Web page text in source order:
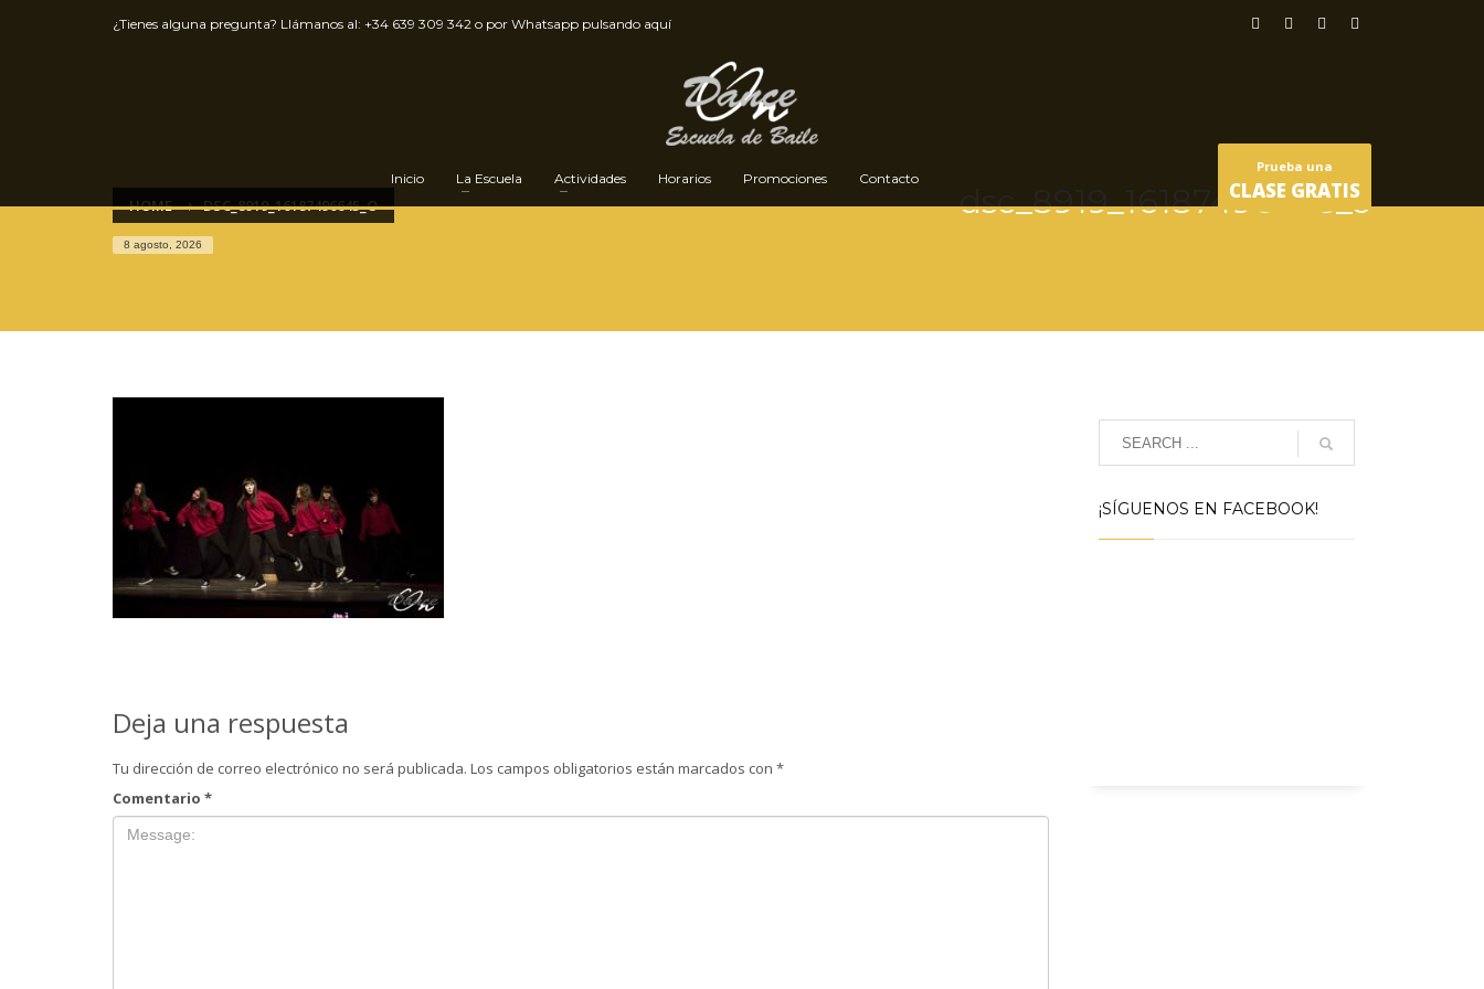
¿Tienes alguna pregunta? Llámanos al: +34 639 309 342 o por Whatsapp pulsando aquí
Inicio La Escuela Actividades Horarios Promociones Contacto
Prueba una
CLASE GRATIS
HOME DSC_8919_16187496645_O
8 agosto, 2026
dsc_8919_16187496645_o
Deja una respuesta
Tu dirección de correo electrónico no será publicada. Los campos obligatorios están marcados con *
Comentario *
¡SÍGUENOS EN FACEBOOK!